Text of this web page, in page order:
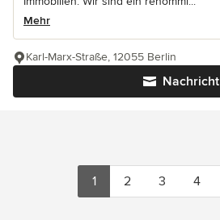
Mehr
Nachricht
Karl-Marx-Straße, 12055 Berlin
1 2 3 4